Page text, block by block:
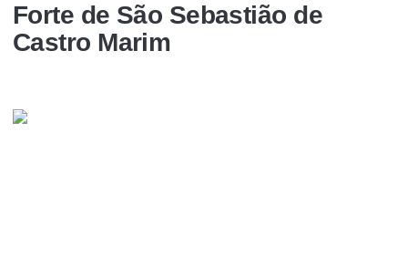
Forte de São Sebastião de
Castro Marim